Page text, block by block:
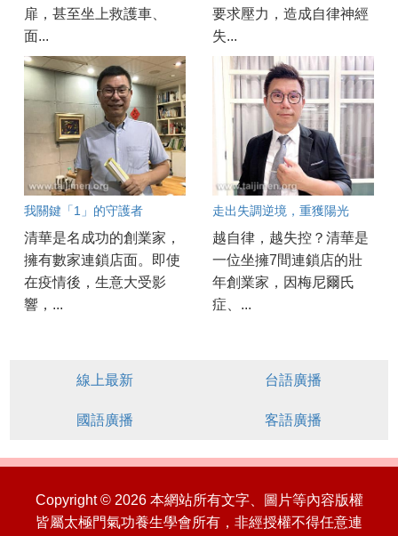
扉，甚至坐上救護車、
面...
要求壓力，造成自律神經
失...
我關鍵「1」的守護者
清華是名成功的創業家，
擁有數家連鎖店面。即使
在疫情後，生意大受影
響，...
走出失調逆境，重獲陽光
越自律，越失控？清華是
一位坐擁7間連鎖店的壯
年創業家，因梅尼爾氏
症、...
線上最新 台語廣播
國語廣播 客語廣播
Copyright © 2026 本網站所有文字、圖片等內容版權
皆屬太極門氣功養生學會所有，非經授權不得任意連